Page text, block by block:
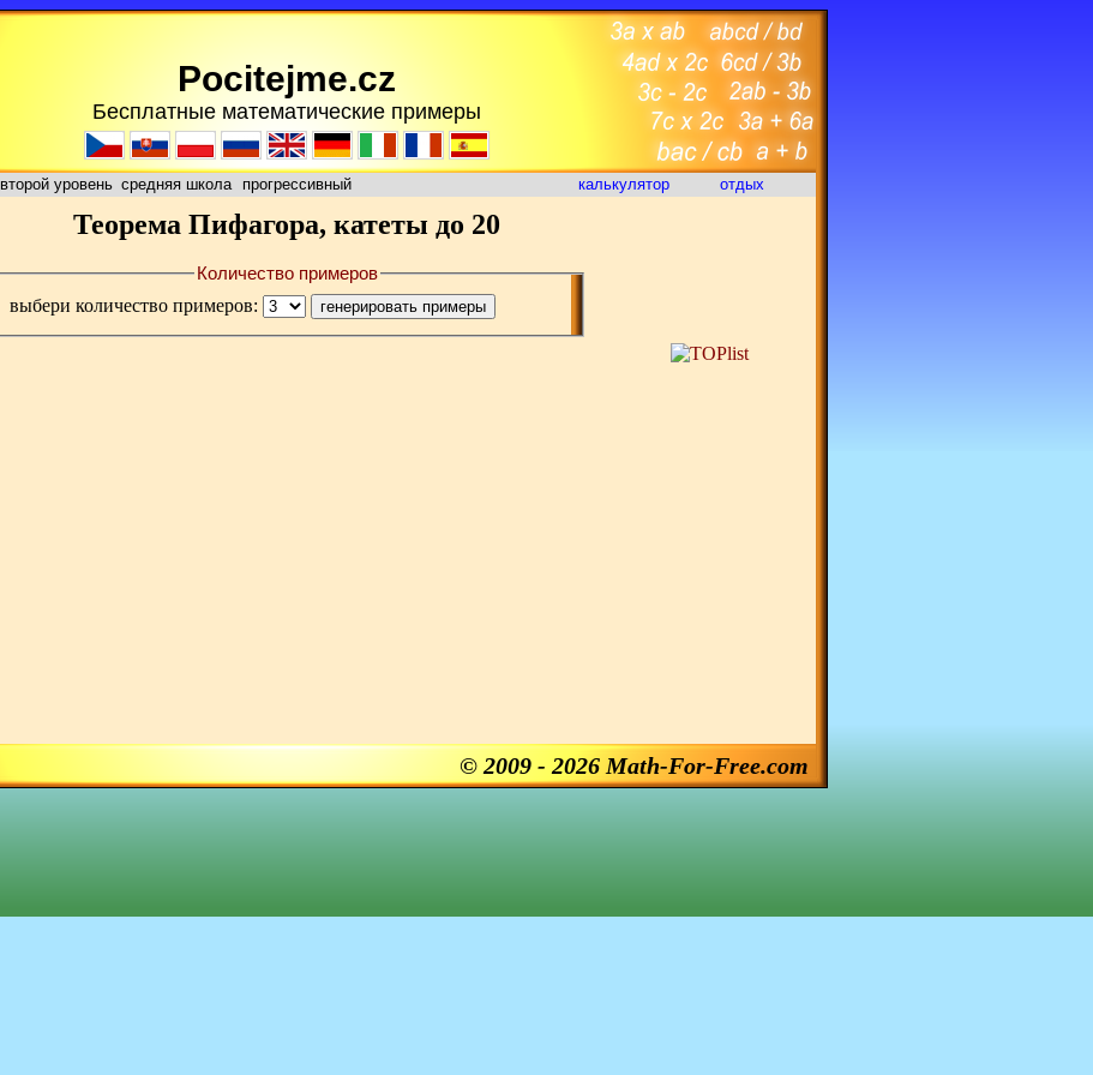
Pocitejme.cz
Бесплатные математические примеры
второй уровень средняя школа прогрессивный калькулятор отдых
Теорема Пифагора, катеты до 20
Количество примеров
выбери количество примеров:
© 2009 - 2026 Math-For-Free.com